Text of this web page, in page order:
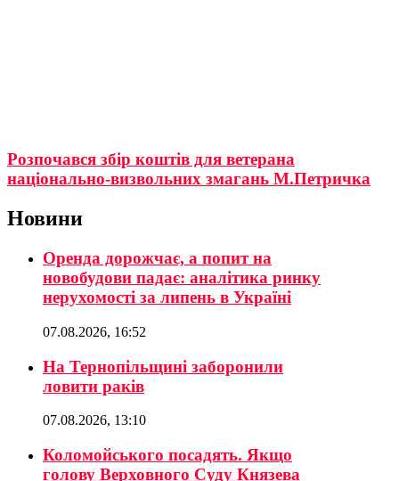
Розпочався збір коштів для ветерана
національно-визвольних змагань М.Петричка
Новини
Оренда дорожчає, а попит на
новобудови падає: аналітика ринку
нерухомості за липень в Україні
07.08.2026, 16:52
На Тернопільщині заборонили
ловити раків
07.08.2026, 13:10
Коломойського посадять. Якщо
голову Верховного Суду Князева